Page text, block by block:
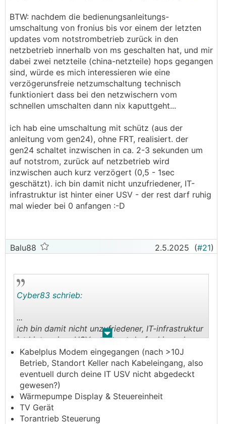
BTW: nachdem die bedienungsanleitungs-
umschaltung von fronius bis vor einem der letzten
updates vom notstrombetrieb zurück in den
netzbetrieb innerhalb von ms geschalten hat, und mir
dabei zwei netzteile (china-netzteile) hops gegangen
sind, würde es mich interessieren wie eine
verzögerunsfreie netzumschaltung technisch
funktioniert dass bei den netzwischern vom
schnellen umschalten dann nix kaputtgeht...
ich hab eine umschaltung mit schütz (aus der
anleitung vom gen24), ohne FRT, realisiert. der
gen24 schaltet inzwischen in ca. 2-3 sekunden um
auf notstrom, zurück auf netzbetrieb wird
inzwischen auch kurz verzögert (0,5 - 1sec
geschätzt). ich bin damit nicht unzufriedener, IT-
infrastruktur ist hinter einer USV - der rest darf ruhig
mal wieder bei 0 anfangen :-D
Balu88 2.5.2025 (#21)
. .
Cyber83 schrieb:
...
ich bin damit nicht unzufriedener, IT-infrastruktur
ist hinter einer USV - der rest darf ruhig mal
wieder bei 0 anfangen :-D
Kabelplus Modem eingegangen (nach >10J
Betrieb, Standort Keller nach Kabeleingang, also
eventuell durch deine IT USV nicht abgedeckt
gewesen?)
Wärmepumpe Display & Steuereinheit
TV Gerät
Torantrieb Steuerung